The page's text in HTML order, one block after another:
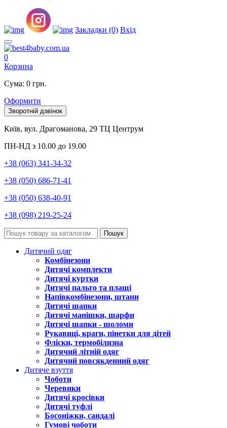
Закладки (0) Вхід
0
Корзина
Сума: 0 грн.
Оформити
Зворотній дзвінок
Київ, вул. Драгоманова, 29 ТЦ Центрум
ПН-НД з 10.00 до 19.00
+38 (063) 341-34-32
+38 (050) 686-71-41
+38 (050) 638-40-91
+38 (098) 219-25-24
Пошук
Дитячий одяг
Комбінезони
Дитячі комплекти
Дитячі куртки
Дитячі пальто та плащі
Напівкомбінезони, штани
Дитячі шапки
Дитячі манішки, шарфи
Дитячі шапки - шоломи
Рукавиці, краги, пінетки для дітей
Фліски, термобілизна
Дитячий літній одяг
Дитячий повсякденний одяг
Дитяче взуття
Чоботи
Черевики
Дитячі кросівки
Дитячі туфлі
Босоніжки, сандалі
Гумові чоботи